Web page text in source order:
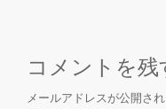
コメントを残
メールアドレスが公開さ